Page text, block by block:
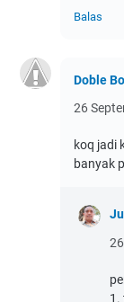
Balas
Doble
26
koq jadi
banyak
1.